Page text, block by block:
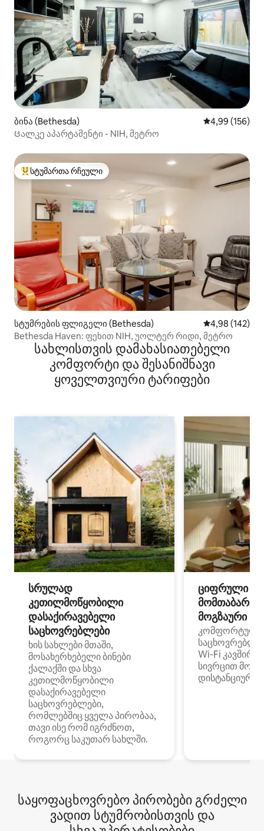
ბინა (Bethesda) საშუალო
4,99 (156)
Ცალკე აპარტამენტი - NIH, მეტრო
სტუმართა რჩეული მოწინავე ვარიანტი
სტუმართა რჩეული
სტუმრების ფლიგელი (Bethesda) საშუალო
4,98 (142)
Bethesda Haven: ფეხით NIH, უოლტერ რიდი, მეტრო
სახლისთვის დამახასიათებელი
კომფორტი და შესანიშნავი
ყოველთვიური ტარიფები
სრულად
კეთილმოწყობილი
დასაქირავებელი
საცხოვრებლები
ხის სახლები მთაში,
მოსახერხებელი ბინები
ქალაქში და სხვა
კეთილმოწყობილი
დასაქირავებელი
საცხოვრებლები,
რომლებშიც ყველა პირობაა,
თავი ისე რომ იგრძნოთ,
როგორც საკუთარ სახლში.
ციფრული
მოგზაური
კომფორტული
Wi‑Fi
სივრცით
დისტანციური
საყოფაცხოვრებო პირობები გრძელი
ვადით სტუმრობისთვის და